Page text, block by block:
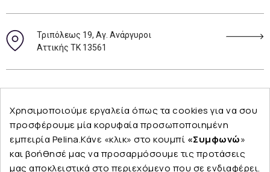
Τριπόλεως 19, Αγ. Ανάργυροι
Αττικής ΤΚ 13561
Εταιρεία
Χρησιμοποιούμε εργαλεία όπως τα cookies για να σου
προσφέρουμε μία κορυφαία προσωποποιημένη
εμπειρία Pelina.Κάνε «κλικ» στο κουμπί «Συμφωνώ»
και βοήθησέ μας να προσαρμόσουμε τις προτάσεις
μας αποκλειστικά στο περιεχόμενο που σε ενδιαφέρει.